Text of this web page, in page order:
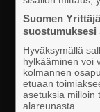
Suomen
suostumuksesi
Hyväksymällä
hylkääminen voi
kolmannen
etuaan
asetuksia milloin
alareunasta.